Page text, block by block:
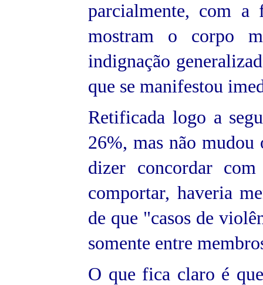
parcialmente, com a
mostram o corpo
indignação
que se manifestou
Retificada logo a
26%, mas não mudou
dizer concordar
comportar, haveria
de que "casos de
somente entre
O que fica claro é